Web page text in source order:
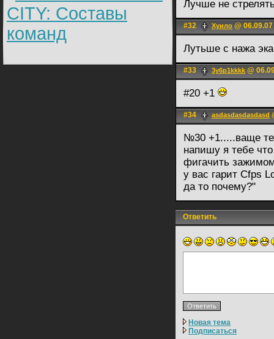
CITY: Составы
команд
Лучше не
#32 Хуило @
Лутьше с нажа
#33 3y6p1kkkk @
#20 +1
#34 asdasdasdasdasd
№30 +1.....ваще
напишу я тебе
фигачить
у вас гарит Cfps
да то почему?"
Ответить
Новая тема
Подписаться